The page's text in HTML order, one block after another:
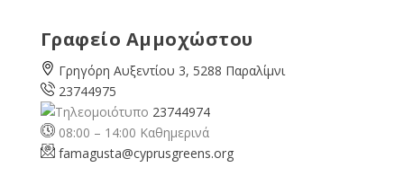
Γραφείο Αμμοχώστου
Γρηγόρη Αυξεντίου 3, 5288 Παραλίμνι
23744975
23744974
08:00 – 14:00 Καθημερινά
famagusta@cyprusgreens.org